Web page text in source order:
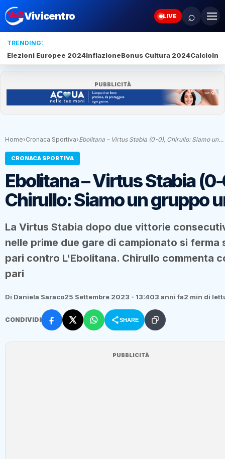
Vivicentro LIVE ⌕
TRENDING:
Elezioni Europee 2024InflazioneBonus Cultura 2024Calcio
PUBBLICITÀ
Home›Cronaca Sportiva›Ebolitana – Virtus Stabia (0-0), Chirullo: Siamo un…
CRONACA SPORTIVA
Ebolitana – Virtus Stabia
Chirullo: Siamo un gruppo
La Virtus Stabia dopo due vittorie
nelle prime due gare di campionato si ferma
pari contro L'Ebolitana. Chirullo commenta
pari
Di Daniela Saraco25 Settembre 2023 - 13:403 anni fa2 min di
CONDIVIDI SHARE
PUBBLICITÀ